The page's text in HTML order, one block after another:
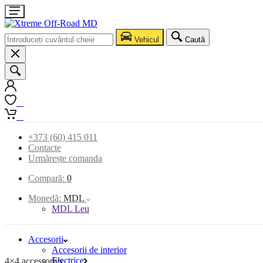
Vehicul Caută
+373 (60) 415 011
Contacte
Urmărește comanda
Compară: 0
Monedă: MDL
MDL Leu
Accesorii
Accesorii de interior
Electrice
4×4 accessories